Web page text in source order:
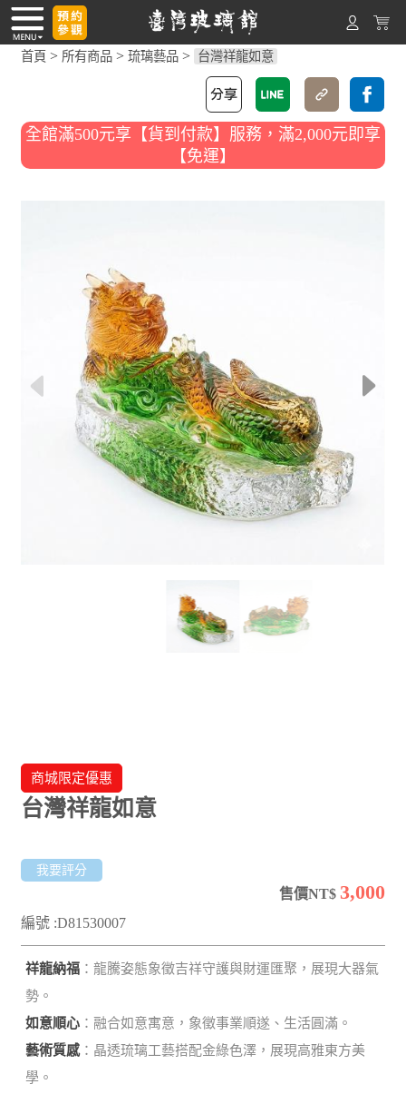
首頁 > 所有商品 >琉璃藝品 > 台灣祥龍如意
全館滿500元享【貨到付款】服務，滿2,000元即享
【免運】
商城限定優惠
台灣祥龍如意
我要評分
售價NT$ 3,000
編號 :D81530007
祥龍納福 ：龍騰姿態象徵吉祥守護與財運匯聚，展現大器氣
勢。
如意順心 ：融合如意寓意，象徵事業順遂、生活圓滿。
藝術質感：晶透琉璃工藝搭配金綠色澤，展現高雅東方美
學。